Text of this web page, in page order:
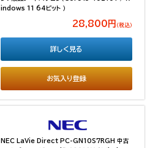
indows 11 64ビット ）
28,800円 （税込）
お気入り登録
詳しく見る
NEC LaVie Direct PC-GN10S7RGH 中古